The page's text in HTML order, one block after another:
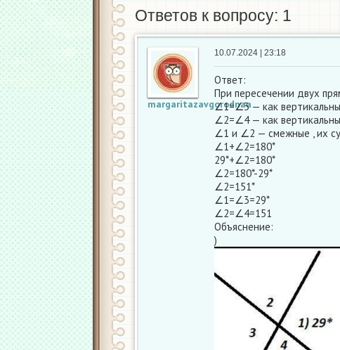
Ответов к вопросу: 1
margaritazavgorodnaa
10.07.2024 | 23:18
Ответ:
При пересечении двух
∠1=∠3 — как
∠2=∠4 — как
∠1 и ∠2 — смежные , их
∠1+∠2=180*
29*+∠2=180*
∠2=180*-29*
∠2=151*
∠1=∠3=29*
∠2=∠4=151
Объяснение:
)